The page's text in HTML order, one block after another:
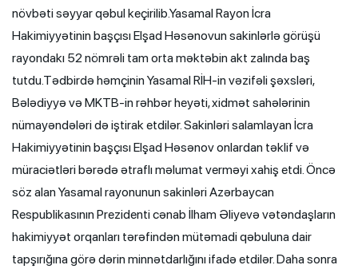
növbəti səyyar qəbul keçirilib.Yasamal Rayon İcra
Hakimiyyətinin başçısı Elşad Həsənovun sakinlərlə görüşü
rayondakı 52 nömrəli tam orta məktəbin akt zalında baş
tutdu.Tədbirdə həmçinin Yasamal RİH-in vəzifəli şəxsləri,
Bələdiyyə və MKTB-in rəhbər heyəti, xidmət sahələrinin
nümayəndələri də iştirak etdilər. Sakinləri salamlayan İcra
Hakimiyyətinin başçısı Elşad Həsənov onlardan təklif və
müraciətləri bərədə ətraflı məlumat verməyi xahiş etdi. Öncə
söz alan Yasamal rayonunun sakinləri Azərbaycan
Respublikasının Prezidenti cənab İlham Əliyevə vətəndaşların
hakimiyyət orqanları tərəfindən mütəmadi qəbuluna dair
tapşırığına görə dərin minnətdarlığını ifadə etdilər. Daha sonra